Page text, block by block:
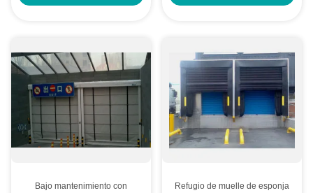
Bajo mantenimiento con Refugio de muelle de esponja